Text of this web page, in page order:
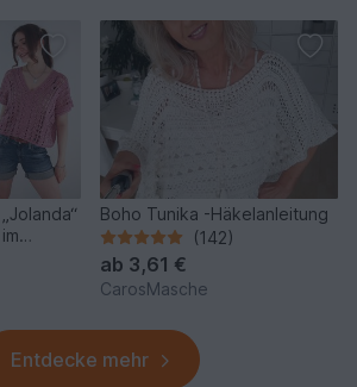
Boho Tunika -Häkelanleitung
(142)
ab 3,61 €
CarosMasche
Entdecke mehr